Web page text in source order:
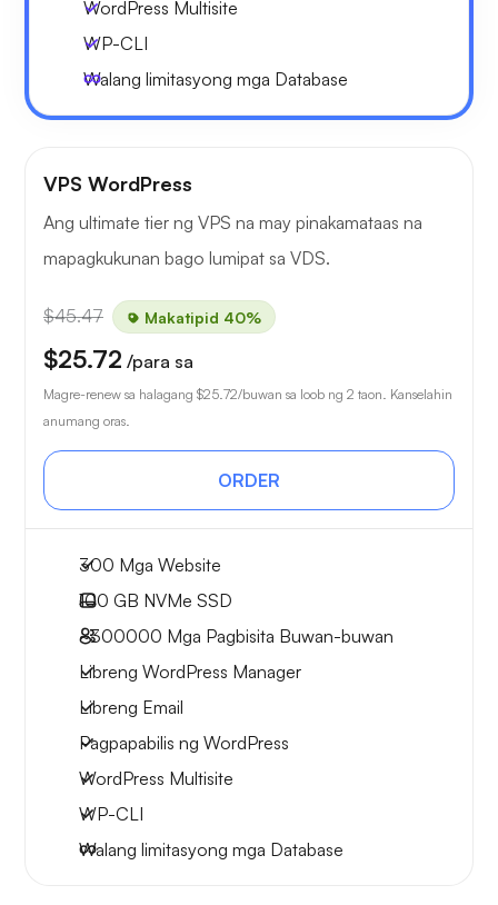
WordPress Multisite
WP-CLI
Walang limitasyong mga Database
VPS WordPress
Ang ultimate tier ng VPS na may pinakamataas na
mapagkukunan bago lumipat sa VDS.
$45.47 Makatipid 40%
$25.72 /para sa
Magre-renew sa halagang $25.72/buwan sa loob ng 2 taon. Kanselahin
anumang oras.
ORDER
300 Mga Website
100 GB NVMe SSD
~300000 Mga Pagbisita Buwan-buwan
Libreng WordPress Manager
Libreng Email
Pagpapabilis ng WordPress
WordPress Multisite
WP-CLI
Walang limitasyong mga Database